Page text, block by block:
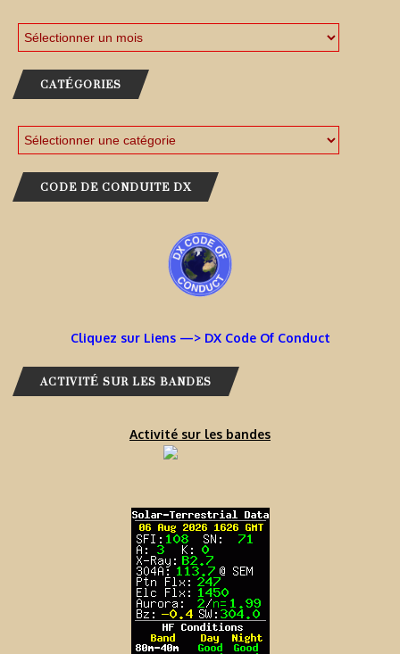
CATÉGORIES
CODE DE CONDUITE DX
Cliquez sur Liens —> DX Code Of Conduct
ACTIVITÉ SUR LES BANDES
Activité sur les bandes